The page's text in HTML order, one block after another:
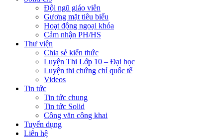
Đội ngũ giáo viên
Gương mặt tiêu biểu
Hoạt động ngoại khóa
Cảm nhận PH/HS
Thư viện
Chia sẻ kiến thức
Luyện Thi Lớp 10 – Đại học
Luyện thi chứng chỉ quốc tế
Videos
Tin tức
Tin tức chung
Tin tức Solid
Công văn công khai
Tuyển dụng
Liên hệ